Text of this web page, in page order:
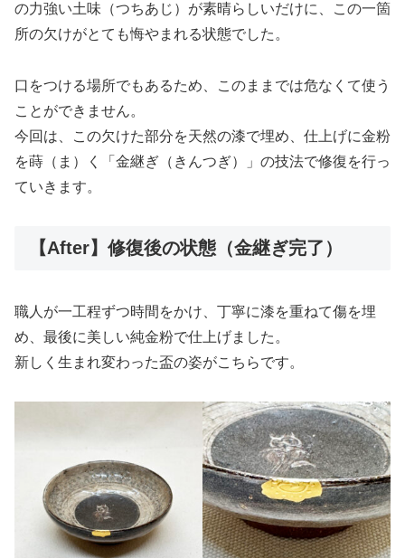
の力強い土味（つちあじ）が素晴らしいだけに、この一箇
所の欠けがとても悔やまれる状態でした。
口をつける場所でもあるため、このままでは危なくて使う
ことができません。
今回は、この欠けた部分を天然の漆で埋め、仕上げに金粉
を蒔（ま）く「金継ぎ（きんつぎ）」の技法で修復を行っ
ていきます。
【After】修復後の状態（金継ぎ完了）
職人が一工程ずつ時間をかけ、丁寧に漆を重ねて傷を埋
め、最後に美しい純金粉で仕上げました。
新しく生まれ変わった盃の姿がこちらです。